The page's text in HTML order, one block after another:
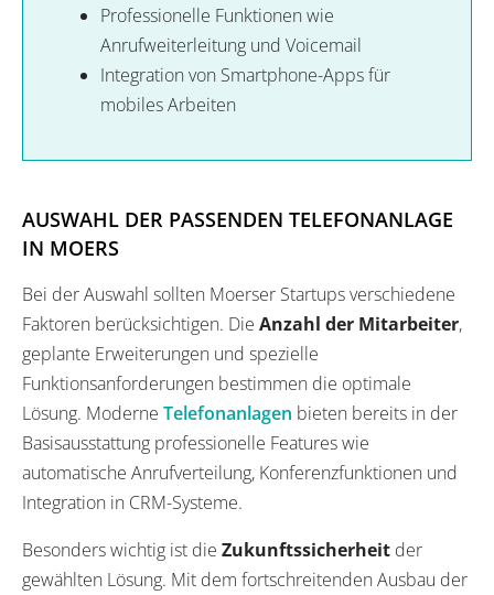
Professionelle Funktionen wie
Anrufweiterleitung und Voicemail
Integration von Smartphone-Apps für
mobiles Arbeiten
AUSWAHL DER PASSENDEN TELEFONANLAGE
IN MOERS
Bei der Auswahl sollten Moerser Startups verschiedene
Faktoren berücksichtigen. Die Anzahl der Mitarbeiter,
geplante Erweiterungen und spezielle
Funktionsanforderungen bestimmen die optimale
Lösung. Moderne Telefonanlagen bieten bereits in der
Basisausstattung professionelle Features wie
automatische Anrufverteilung, Konferenzfunktionen und
Integration in CRM-Systeme.
Besonders wichtig ist die Zukunftssicherheit der
gewählten Lösung. Mit dem fortschreitenden Ausbau der